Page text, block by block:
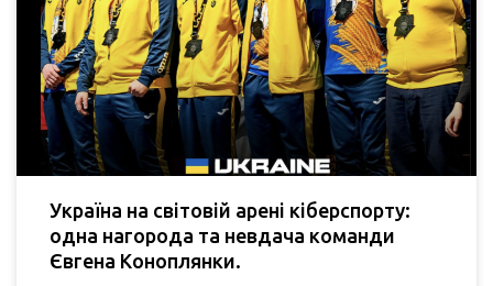
Україна на світовій арені кіберспорту:
одна нагорода та невдача команди
Євгена Коноплянки.